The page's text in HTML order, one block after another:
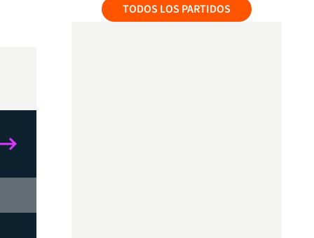
TODOS LOS PARTIDOS